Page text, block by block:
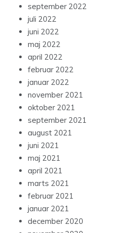
september 2022
juli 2022
juni 2022
maj 2022
april 2022
februar 2022
januar 2022
november 2021
oktober 2021
september 2021
august 2021
juni 2021
maj 2021
april 2021
marts 2021
februar 2021
januar 2021
december 2020